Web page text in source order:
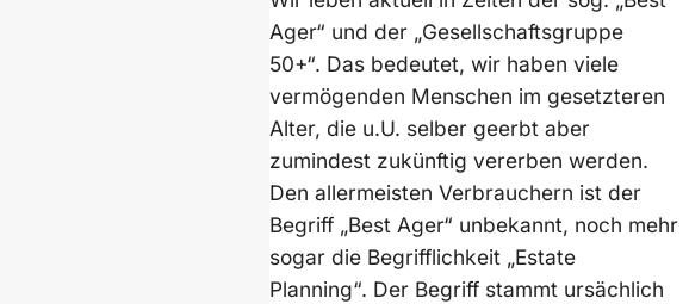
Ager“ und der „Gesellschaftsgruppe
50+“. Das bedeutet, wir haben viele
vermögenden Menschen im gesetzteren
Alter, die u.U. selber geerbt aber
zumindest zukünftig vererben werden.
Den allermeisten Verbrauchern ist der
Begriff „Best Ager“ unbekannt, noch mehr
sogar die Begrifflichkeit „Estate
Planning“. Der Begriff stammt ursächlich